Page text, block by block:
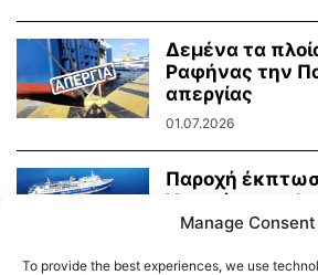
Δεμένα τα
Ραφήνας την
απεργίας
01.07.2026
Παροχή
Υποψήφιους
Star Ferries
Manage Consent
To provide the best experiences, we use